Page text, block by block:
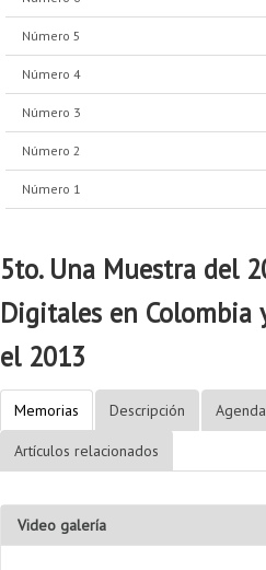
Número 5
Número 4
Número 3
Número 2
Número 1
5to. Una Muestra del
Digitales en Colombia
el 2013
Memorias Descripción Agenda
Artículos relacionados
Video galería